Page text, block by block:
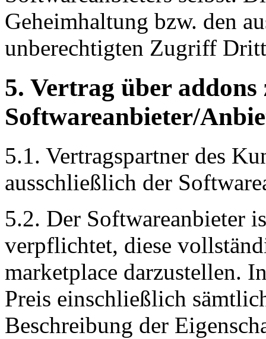
Geheimhaltung bzw. den
unberechtigten Zugriff
5. Vertrag über
Softwareanbieter/
5.1. Vertragspartner des
ausschließlich der
5.2. Der Softwareanbieter
verpflichtet, diese
marketplace darzustellen.
Preis einschließlich
Beschreibung der